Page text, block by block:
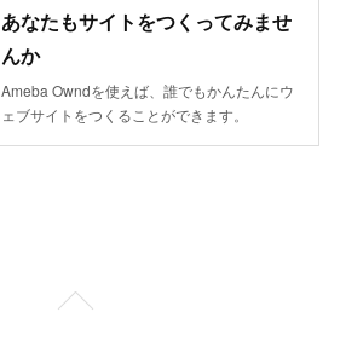
あなたもサイトをつくってみませ
んか
Ameba Owndを使えば、誰でもかんたんにウ
ェブサイトをつくることができます。